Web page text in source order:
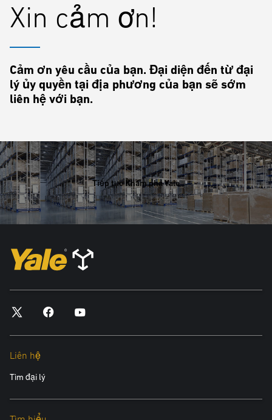
Xin cảm ơn!
Cảm ơn yêu cầu của bạn. Đại diện đến từ đại
lý ủy quyền tại địa phương của bạn sẽ sớm
liên hệ với bạn.
Tiếp tục Khám phá Yale
Liên hệ
Tìm đại lý